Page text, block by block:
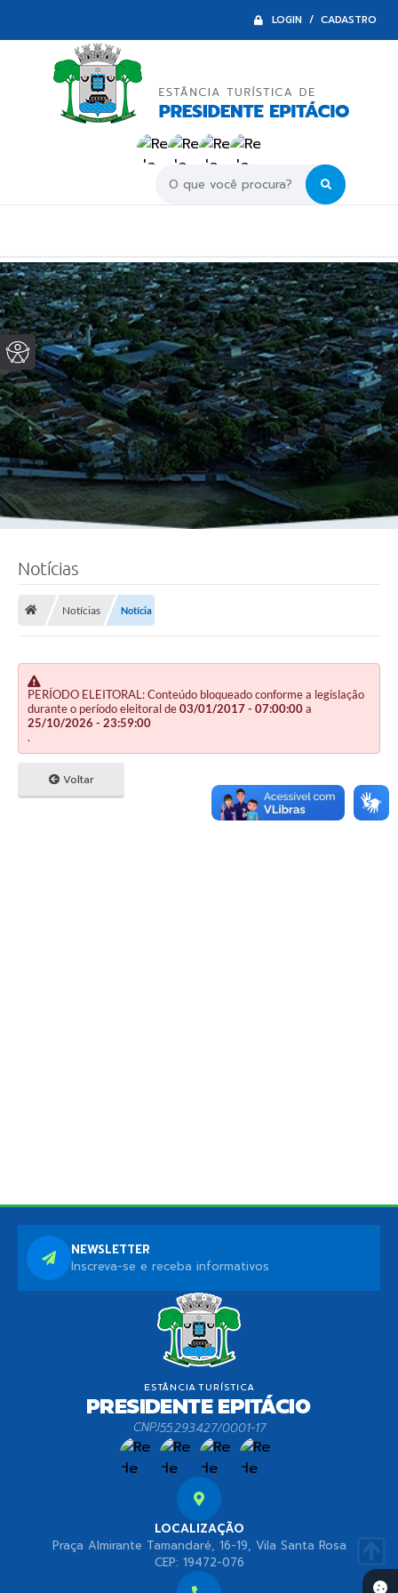
LOGIN / CADASTRO
Notícias
Notícias Notícia
PERÍODO ELEITORAL: Conteúdo bloqueado conforme a legislação
durante o período eleitoral de03/01/2017 - 07:00:00a
25/10/2026 - 23:59:00
.
Voltar
LOCALIZAÇÃO
Praça Almirante Tamandaré, 16-19, Vila Santa Rosa
CEP: 19472-076
CNPJ55.293.427/0001-17
NEWSLETTER
Inscreva-se e receba informativos